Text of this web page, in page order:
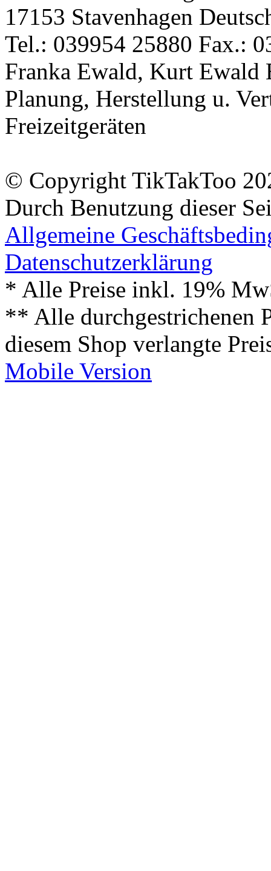
17153 Stavenhagen
Tel.: 039954 25880 Fax.:
Franka Ewald, Kurt Ewald
Planung, Herstellung u.
Freizeitgeräten
© Copyright TikTakToo
Durch Benutzung dieser
Allgemeine
Datenschutzerklärung
* Alle Preise inkl. 19%
** Alle durchgestrichenen
diesem Shop verlangte
Mobile Version